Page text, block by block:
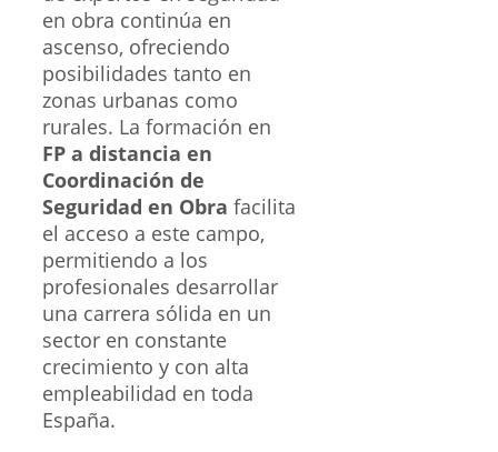
en obra continúa en
ascenso, ofreciendo
posibilidades tanto en
zonas urbanas como
rurales. La formación en
FP a distancia en
Coordinación de
Seguridad en Obra facilita
el acceso a este campo,
permitiendo a los
profesionales desarrollar
una carrera sólida en un
sector en constante
crecimiento y con alta
empleabilidad en toda
España.